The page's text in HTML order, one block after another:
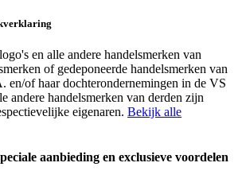
en alle andere handelsmerken van
of gedeponeerde handelsmerken van
en/of haar dochterondernemingen in de VS
andere handelsmerken van derden zijn
eigenaren. Bekijk alle
aanbieding en exclusieve voordelen